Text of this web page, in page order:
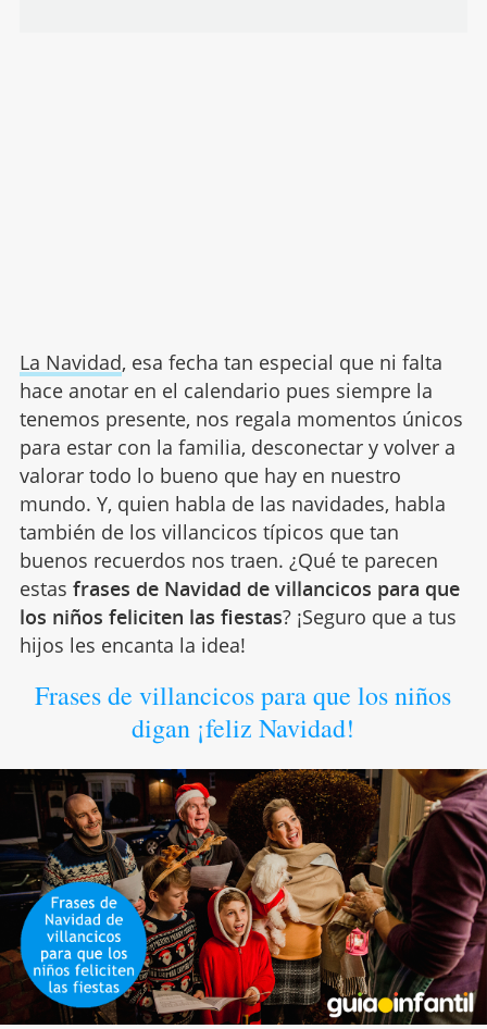
La Navidad, esa fecha tan especial que ni falta
hace anotar en el calendario pues siempre la
tenemos presente, nos regala momentos únicos
para estar con la familia, desconectar y volver a
valorar todo lo bueno que hay en nuestro
mundo. Y, quien habla de las navidades, habla
también de los villancicos típicos que tan
buenos recuerdos nos traen. ¿Qué te parecen
estas frases de Navidad de villancicos para que
los niños feliciten las fiestas? ¡Seguro que a tus
hijos les encanta la idea!
Frases de villancicos para que los niños
digan ¡feliz Navidad!